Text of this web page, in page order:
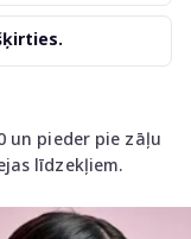
un pieder pie zāļu
līdzekļiem.